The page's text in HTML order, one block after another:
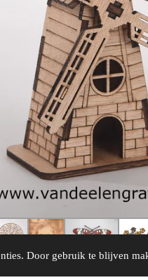
Door gebruik te blijven